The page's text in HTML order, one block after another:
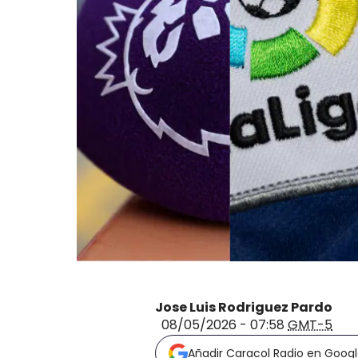
Jose Luis Rodriguez Pardo
08/05/2026 - 07:58 GMT-5
Añadir Caracol Radio en